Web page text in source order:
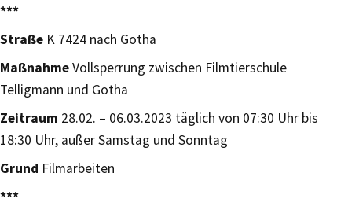
***
Straße K 7424 nach Gotha
MaßnahmeVollsperrung zwischen Filmtierschule
Telligmann und Gotha
Zeitraum 28.02. – 06.03.2023 täglich von 07:30 Uhr bis
18:30 Uhr, außer Samstag und Sonntag
Grund Filmarbeiten
***